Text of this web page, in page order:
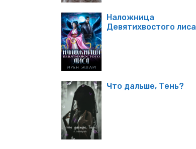
Наложница
Девятихвостого лиса
Что дальше, Тень?